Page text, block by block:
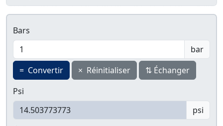
Bars
bar
= Convertir × Réinitialiser ⇅ Échanger
Psi
psi